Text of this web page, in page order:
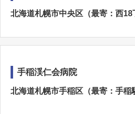
北海道札幌市中央区（最寄：西
手稲渓仁会病院
北海道札幌市手稲区（最寄：手稲